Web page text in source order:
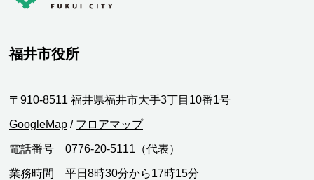
福井市役所
〒910-8511 福井県福井市大手3丁目10番1号
GoogleMap / フロアマップ
電話番号 0776-20-5111（代表）
業務時間 平日8時30分から17時15分